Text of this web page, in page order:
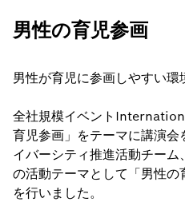
男性の育児参画
男性が育児に参画しやすい環
全社規模イベント
育児参画」をテーマに講演
イバーシティ推進活動チー
の活動テーマとして「男性
を行いました。